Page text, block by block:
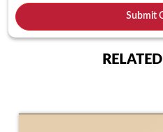
RELATED